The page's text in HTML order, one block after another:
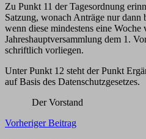
Zu Punkt 11 der Tagesordnung
Satzung, wonach Anträge nur
wenn diese mindestens eine Woche
Jahreshauptversammlung dem 1.
schriftlich vorliegen.
Unter Punkt 12 steht der Punkt
auf Basis des Datenschutzgesetzes.
Der Vorstand
Beitragsnavigation
Vorheriger Beitrag